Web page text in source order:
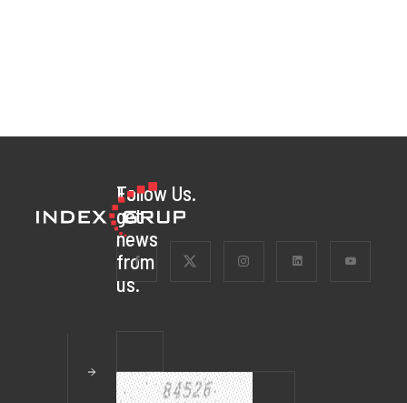
To
get
news
from
us.
Follow Us.